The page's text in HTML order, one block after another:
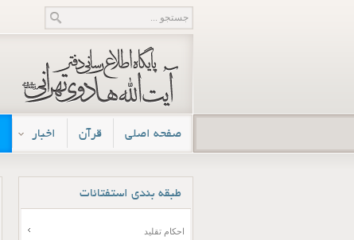
صفحه اصلی قرآن اخبار
طبقه بندی استفتائات
احکام تقلید